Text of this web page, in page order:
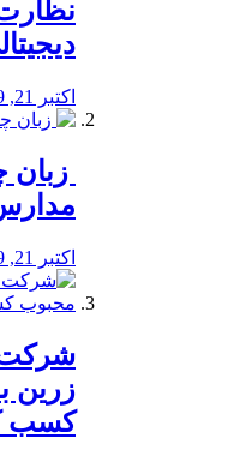
اکتبر 21, 2019
اکتبر 21, 2019
شرکت
زرین
کسب